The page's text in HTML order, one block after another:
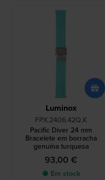
Luminox
FPX.2406.42Q.K
Pacific Diver 24 mm
Bracelete em borracha
genuína turquesa
93,00 €
● Em stock